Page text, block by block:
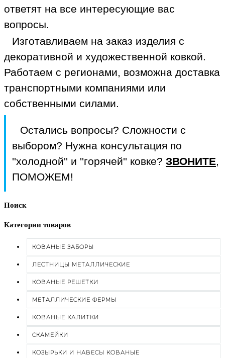
ответят на все интересующие вас
вопросы.
Изготавливаем на заказ изделия с
декоративной и художественной ковкой.
Работаем с регионами, возможна доставка
транспортными компаниями или
собственными силами.
Остались вопросы? Сложности с
выбором? Нужна консультация по
''холодной'' и ''горячей'' ковке? ЗВОНИТЕ,
ПОМОЖЕМ!
Поиск
Категории товаров
КОВАНЫЕ ЗАБОРЫ
ЛЕСТНИЦЫ МЕТАЛЛИЧЕСКИЕ
КОВАНЫЕ РЕШЕТКИ
МЕТАЛЛИЧЕСКИЕ ФЕРМЫ
КОВАНЫЕ КАЛИТКИ
СКАМЕЙКИ
КОЗЫРЬКИ И НАВЕСЫ КОВАНЫЕ